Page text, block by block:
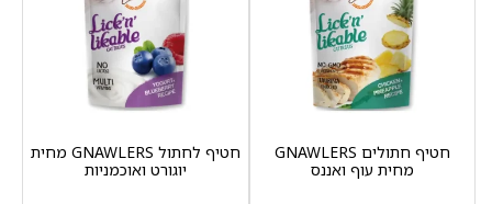
חטיף חתולים GNAWLERS
מחית עוף ואננס
חטיף לחתול GNAWLERS מחית
יוגורט ואוכמניות